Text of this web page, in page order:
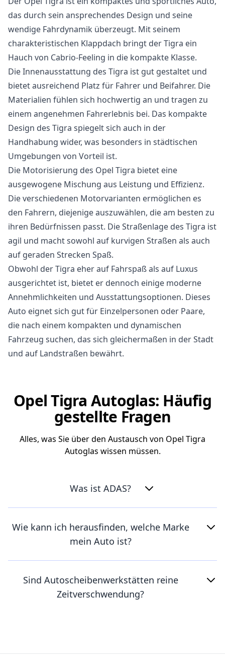
das durch sein ansprechendes Design und seine
wendige Fahrdynamik überzeugt. Mit seinem
charakteristischen Klappdach bringt der Tigra ein
Hauch von Cabrio-Feeling in die kompakte Klasse.
Die Innenausstattung des Tigra ist gut gestaltet und
bietet ausreichend Platz für Fahrer und Beifahrer. Die
Materialien fühlen sich hochwertig an und tragen zu
einem angenehmen Fahrerlebnis bei. Das kompakte
Design des Tigra spiegelt sich auch in der
Handhabung wider, was besonders in städtischen
Umgebungen von Vorteil ist.
Die Motorisierung des Opel Tigra bietet eine
ausgewogene Mischung aus Leistung und Effizienz.
Die verschiedenen Motorvarianten ermöglichen es
den Fahrern, diejenige auszuwählen, die am besten zu
ihren Bedürfnissen passt. Die Straßenlage des Tigra ist
agil und macht sowohl auf kurvigen Straßen als auch
auf geraden Strecken Spaß.
Obwohl der Tigra eher auf Fahrspaß als auf Luxus
ausgerichtet ist, bietet er dennoch einige moderne
Annehmlichkeiten und Ausstattungsoptionen. Dieses
Auto eignet sich gut für Einzelpersonen oder Paare,
die nach einem kompakten und dynamischen
Fahrzeug suchen, das sich gleichermaßen in der Stadt
und auf Landstraßen bewährt.
Opel Tigra Autoglas: Häufig
gestellte Fragen
Alles, was Sie über den Austausch von Opel Tigra
Autoglas wissen müssen.
Was ist ADAS?
Wie kann ich herausfinden, welche Marke
mein Auto ist?
Sind Autoscheibenwerkstätten reine
Zeitverschwendung?